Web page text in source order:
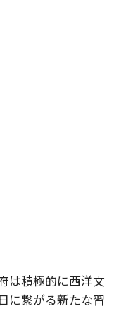
は積極的に西洋文
に繋がる新たな習